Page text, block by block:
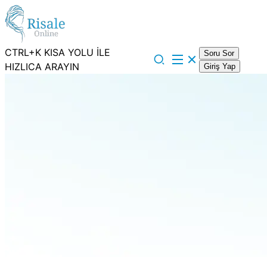
CTRL+K KISA YOLU İLE
HIZLICA ARAYIN
Soru Sor
Giriş Yap